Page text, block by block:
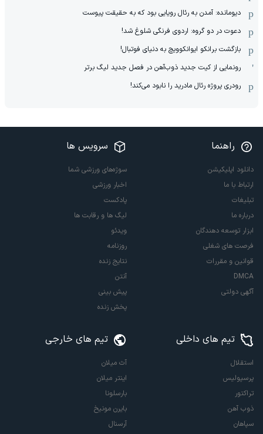
دیومانده: آمدن به رئال رویایی بود که به حقیقت پیوست
دعوت در دو گروه: اردوی فرنگی شلوغ شد!
بازگشت برانکو ایوانکوویچ به دنیای فوتبال!
رونمایی از کیت جدید ذوب‌آهن در فصل جدید لیگ برتر
رودری پروژه رئال مادرید را نابود می‌کند!
راهنما
دانلود اپلیکیشن
ارتباط با ما
تبلیغات
درباره ما
ابزار توسعه دهندگان
فرصت های شغلی
قوانین و مقررات
DMCA
آگهی دولتی
سرویس ها
سوژه‌های ورزشی شما
اخبار ورزشی
پادکست
لیگ ها و رقابت ها
ویدئو
روزنامه
نتایج زنده
آنتن
پیش بینی
پخش زنده
تیم های داخلی
استقلال
پرسپولیس
تراکتور
ذوب آهن
سپاهان
تیم های خارجی
آث میلان
اینتر میلان
بارسلونا
بایرن مونیخ
آرسنال